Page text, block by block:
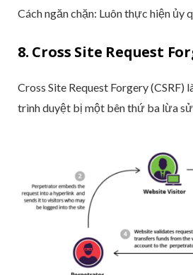
Cách ngăn chặn: Luôn thực hiện ủy
8. Cross Site Request
Cross Site Request Forgery (CSRF)
trình duyệt bị một bên thứ ba lừa sử